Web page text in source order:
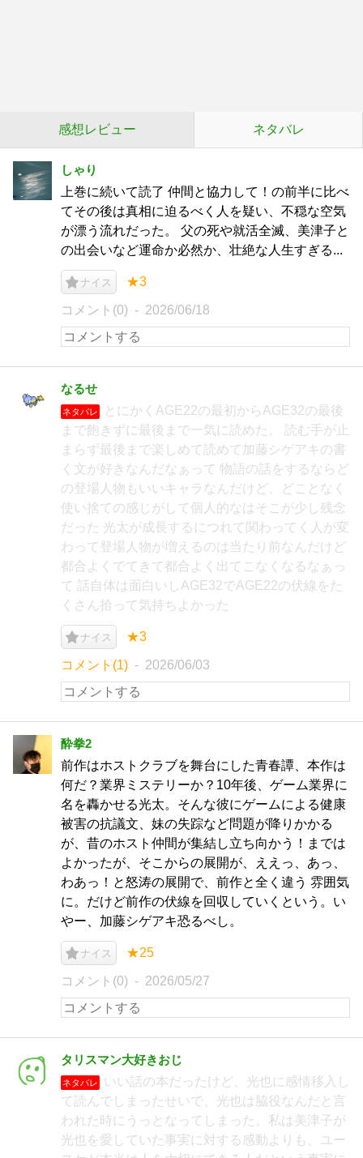
感想レビュー ネタバレ
しゃり
上巻に続いて読了 仲間と協力して！の前半に比べ
てその後は真相に迫るべく人を疑い、不穏な空気
が漂う流れだった。 父の死や就活全滅、美津子と
の出会いなど運命か必然か、壮絶な人生すぎる...
ナイス ★3
コメント(0) 2026/06/18
なるせ
ネタバレ
とにかくAGE22の最初からAGE32の最後
まで飽きずに最後まで一気に読めた。 読む手が止
まらず最後まで楽しめて読めて加藤シゲアキの書
く文が好きなんだなぁって 物語の話をするならど
の登場人物もいいキャラなんだけど、どことなく
使い捨ての感じがして個人的なはそこが少し残念
だった 光太が成長するにつれて関わってく人が変
わって登場人物が増えるのは当たり前なんだけど
都合よくでてきて都合よく出てこなくなるなぁっ
て 話自体は面白いしAGE32でAGE22の伏線をた
くさん拾って気持ちよかった
ナイス ★3
コメント(1) 2026/06/03
酔拳2
前作はホストクラブを舞台にした青春譚、本作は
何だ？業界ミステリーか？10年後、ゲーム業界に
名を轟かせる光太。そんな彼にゲームによる健康
被害の抗議文、妹の失踪など問題が降りかかる
が、昔のホスト仲間が集結し立ち向かう！までは
よかったが、そこからの展開が、ええっ、あっ、
わあっ！と怒涛の展開で、前作と全く違う 雰囲気
に。だけど前作の伏線を回収していくという。い
やー、加藤シゲアキ恐るべし。
ナイス ★25
コメント(0) 2026/05/27
タリスマン大好きおじ
ネタバレ
いい話の本だったけど、光也に感情移入し
て読んでしまったせいで、光也は脇役なんだと言
われた時にうっとなってしまった。私は美津子が
光也を愛していた事実に対する感動よりも、ユー